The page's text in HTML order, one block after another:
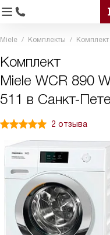
Miele Комплекты Комплект
Комплект
Miele WCR 890
511 в Санкт-
2 отзыва